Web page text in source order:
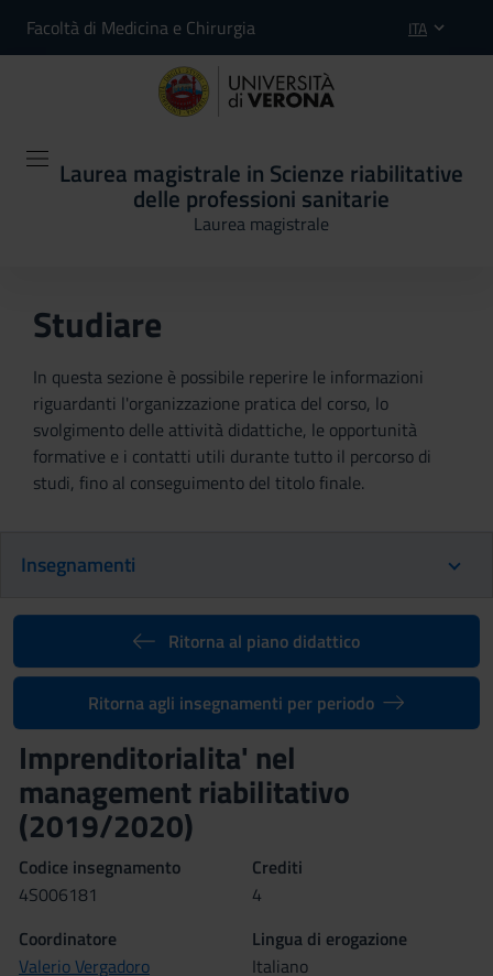
Facoltà di Medicina e Chirurgia ITA
Laurea magistrale in Scienze riabilitative
delle professioni sanitarie
Laurea magistrale
Studiare
In questa sezione è possibile reperire le informazioni
riguardanti l'organizzazione pratica del corso, lo
svolgimento delle attività didattiche, le opportunità
formative e i contatti utili durante tutto il percorso di
studi, fino al conseguimento del titolo finale.
Insegnamenti
Ritorna al piano didattico
Ritorna agli insegnamenti per periodo
Imprenditorialita' nel
management riabilitativo
(2019/2020)
Codice insegnamento
4S006181
Crediti
4
Coordinatore
Valerio Vergadoro
Lingua di erogazione
Italiano